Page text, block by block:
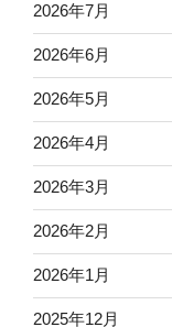
2026年7月
2026年6月
2026年5月
2026年4月
2026年3月
2026年2月
2026年1月
2025年12月